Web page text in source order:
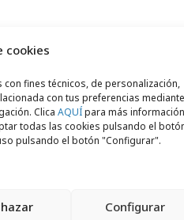
cookies
fines técnicos, de personalización,
con tus preferencias
Clica AQUÍpara más información
todas las cookies pulsando el
pulsando el botón "Configurar".
Configurar
Fuente: